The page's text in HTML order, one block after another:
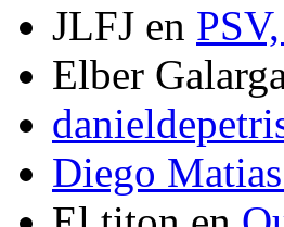
JLFJ en
Elber Galarga
Diego